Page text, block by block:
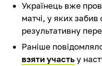
Українець вже
матчі, у яких забив
результативну
Раніше
взяти участьу